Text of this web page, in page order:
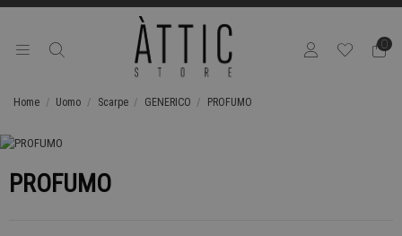
0
Home Uomo Scarpe GENERICO PROFUMO
PROFUMO